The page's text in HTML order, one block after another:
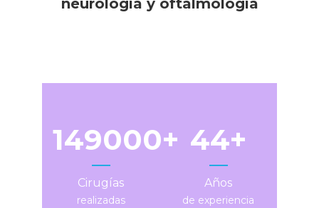
neurología y oftalmología
149000
Cirugías
realizadas
44
Años
de experiencia